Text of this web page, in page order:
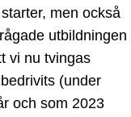
men också
utbildningen
vi nu tvingas
(under
och som 2023